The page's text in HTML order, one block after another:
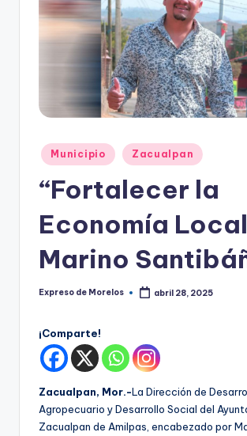
o
M
Publicado
en
Municipio Zacualpan
“Fortalecer la
Economía
Marino
Publicado
Expreso de Morelos abril 28, 2025
¡Comparte!
Zacualpan, Mor.-La Dirección de
Agropecuario y Desarrollo Social del
Zacualpan de Amilpas, encabezado por